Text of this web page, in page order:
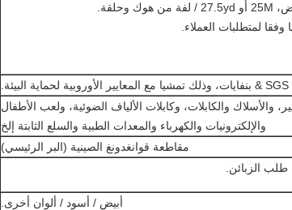
SGS & بنفايات، وذلك تمشيا مع المعايير الأوروبية لحماية البيئة.
والأسلاك والكابلات، وكابلات الألياف الضوئية، ولعب الأطفال
والإلكترونيات والكهرباء والمعدات الطبية والسلع الثابتة إلخ
مقاطعة قوانغدونغ الصينية (البر الرئيسي)
الزبائن.
أبيض / أسود / ألوان أخرى.